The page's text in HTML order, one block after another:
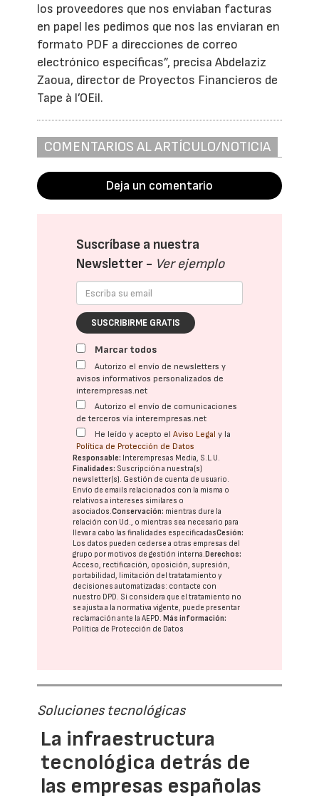
los proveedores que nos enviaban facturas
en papel les pedimos que nos las enviaran en
formato PDF a direcciones de correo
electrónico específicas”, precisa Abdelaziz
Zaoua, director de Proyectos Financieros de
Tape à l’OEil.
COMENTARIOS AL ARTÍCULO/NOTICIA
Deja un comentario
Suscríbase a nuestra
Newsletter - Ver ejemplo
SUSCRIBIRME GRATIS
Marcar todos
Autorizo el envío de newsletters y
avisos informativos personalizados de
interempresas.net
Autorizo el envío de comunicaciones
de terceros vía interempresas.net
He leído y acepto elAviso Legal y la
Política de Protección de Datos
Responsable: Interempresas Media, S.L.U.
Finalidades: Suscripción a nuestra(s)
newsletter(s). Gestión de cuenta de usuario.
Envío de emails relacionados con la misma o
relativos a intereses similares o
asociados.Conservación: mientras dure la
relación con Ud., o mientras sea necesario para
llevar a cabo las finalidades especificadasCesión:
Los datos pueden cederse a otras empresas del
grupo por motivos de gestión interna. Derechos:
Acceso, rectificación, oposición, supresión,
portabilidad, limitación del tratatamiento y
decisiones automatizadas: contacte con
nuestro DPD. Si considera que el tratamiento no
se ajusta a la normativa vigente, puede presentar
reclamación ante laAEPD. Más información:
Política de Protección de Datos
Soluciones tecnológicas
La infraestructura
tecnológica detrás de
las empresas españolas